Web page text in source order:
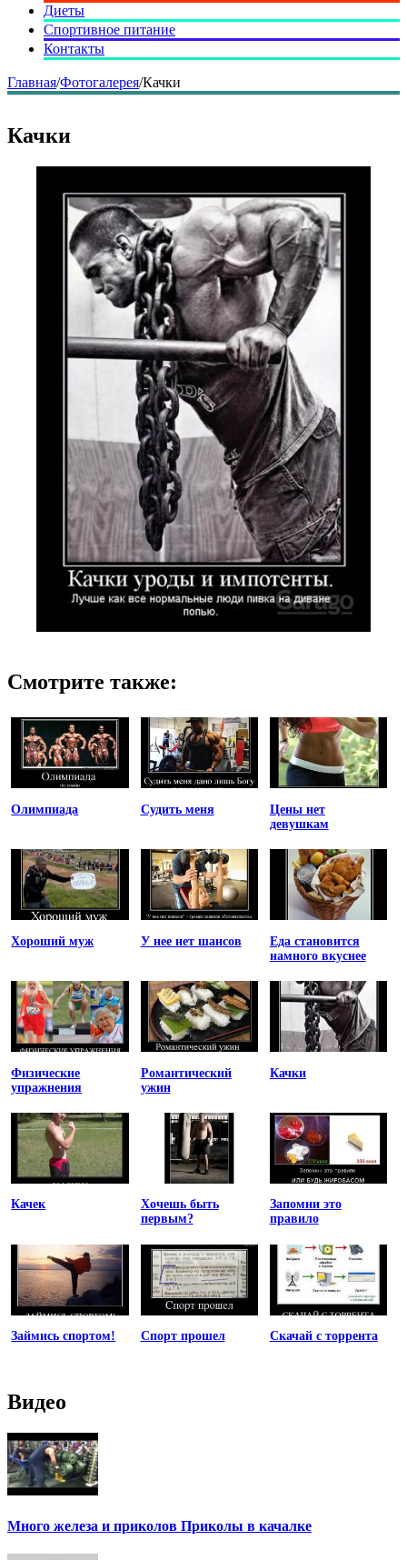
Диеты
Спортивное питание
Контакты
Главная/Фотогалерея/Качки
Качки
Смотрите также:
Олимпиада Судить меня
Цены нет
девушкам
Хороший муж У нее нет шансов
Еда становится
намного вкуснее
Физические
упражнения
Романтический
ужин
Качки
Качек
Хочешь быть
первым?
Запомни это
правило
Займись спортом! Спорт прошел Скачай с торрента
Видео
Много железа и приколов Приколы в качалке